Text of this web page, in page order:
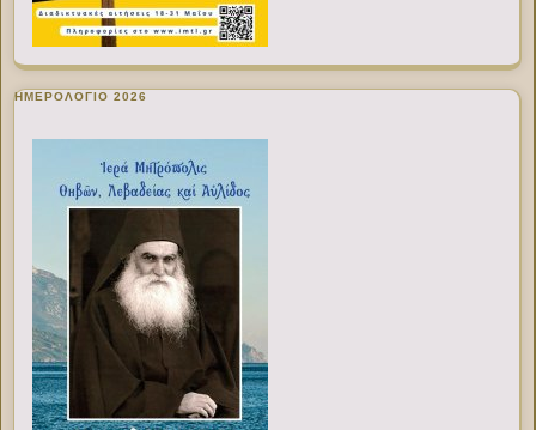
ΗΜΕΡΟΛΟΓΙΟ 2026